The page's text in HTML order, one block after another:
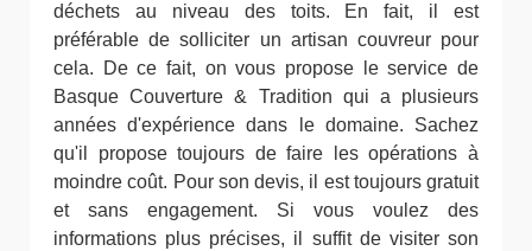
déchets au niveau des toits. En fait, il est
préférable de solliciter un artisan couvreur pour
cela. De ce fait, on vous propose le service de
Basque Couverture & Tradition qui a plusieurs
années d'expérience dans le domaine. Sachez
qu'il propose toujours de faire les opérations à
moindre coût. Pour son devis, il est toujours gratuit
et sans engagement. Si vous voulez des
informations plus précises, il suffit de visiter son